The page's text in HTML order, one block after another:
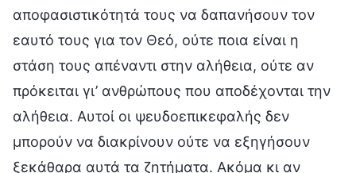
αποφασιστικότητά τους να δαπανήσουν τον
εαυτό τους για τον Θεό, ούτε ποια είναι η
στάση τους απέναντι στην αλήθεια, ούτε αν
πρόκειται γι’ ανθρώπους που αποδέχονται την
αλήθεια. Αυτοί οι ψευδοεπικεφαλής δεν
μπορούν να διακρίνουν ούτε να εξηγήσουν
ξεκάθαρα αυτά τα ζητήματα. Ακόμα κι αν